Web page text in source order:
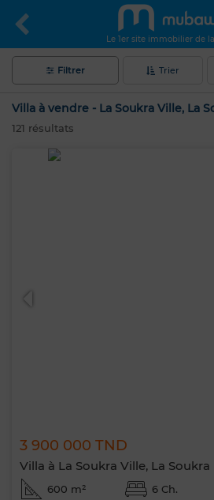
Le 1er site immobilier de
Filtrer Trier
Villa à vendre - La Soukra Ville, La
121 résultats
3 900 000 TND
Villa à La Soukra Ville, La Soukra
600 m² 6 Ch.